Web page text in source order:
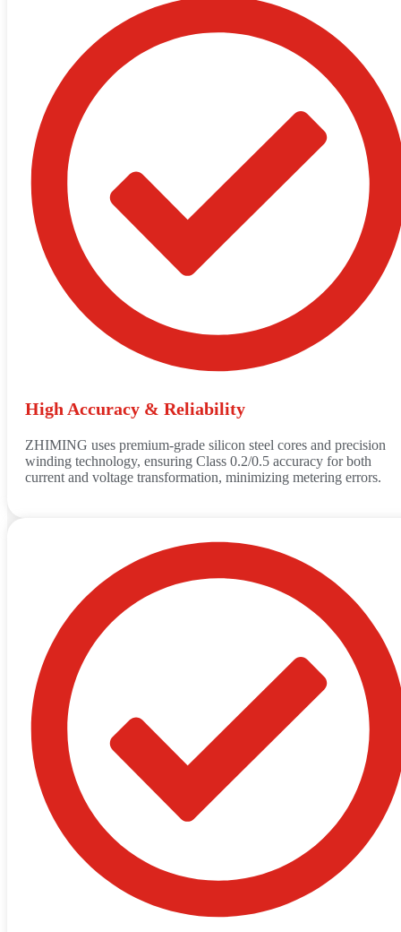
High Accuracy & Reliability
ZHIMING uses premium-grade silicon steel cores and precision
winding technology, ensuring Class 0.2/0.5 accuracy for both
current and voltage transformation, minimizing metering errors.